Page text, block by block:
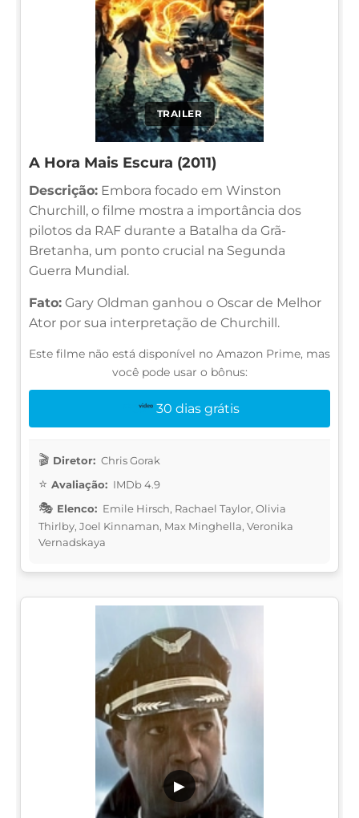
TRAILER
A Hora Mais Escura (2011)
Descrição: Embora focado em Winston
Churchill, o filme mostra a importância dos
pilotos da RAF durante a Batalha da Grã-
Bretanha, um ponto crucial na Segunda
Guerra Mundial.
Fato: Gary Oldman ganhou o Oscar de Melhor
Ator por sua interpretação de Churchill.
Este filme não está disponível no Amazon Prime, mas
você pode usar o bônus:
30 dias grátis
Diretor: Chris Gorak
Avaliação: IMDb 4.9
Elenco: Emile Hirsch, Rachael Taylor, Olivia
Thirlby, Joel Kinnaman, Max Minghella, Veronika
Vernadskaya
▶